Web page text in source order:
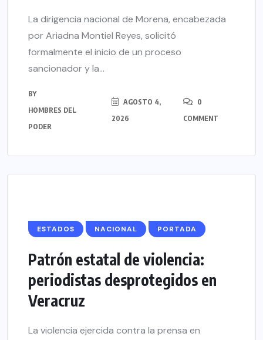
La dirigencia nacional de Morena, encabezada
por Ariadna Montiel Reyes, solicitó
formalmente el inicio de un proceso
sancionador y la...
BY
HOMBRES DEL
PODER
AGOSTO 4,
2026
0
COMMENT
ESTADOS NACIONAL PORTADA
Patrón estatal de violencia:
periodistas desprotegidos en
Veracruz
La violencia ejercida contra la prensa en